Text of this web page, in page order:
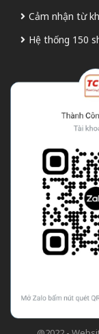
Cảm nhận từ
Hệ thống 150